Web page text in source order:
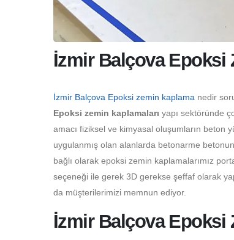
İzmir Balçova Epoksi
İzmir Balçova Epoksi zemin kaplama nedir
Epoksi zemin kaplamaları yapı sektöründe
amacı fiziksel ve kimyasal oluşumların beton
uygulanmış olan alanlarda betonarme
bağlı olarak epoksi zemin kaplamalarımız
seçeneği ile gerek 3D gerekse şeffaf olarak
da müşterilerimizi memnun ediyor.
İzmir Balçova Epoksi